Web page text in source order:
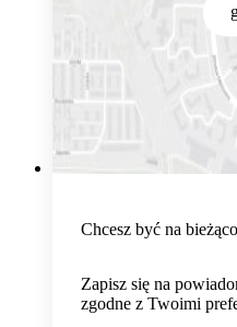
Chcesz być na
Zapisz się na
zgodne z Twoimi